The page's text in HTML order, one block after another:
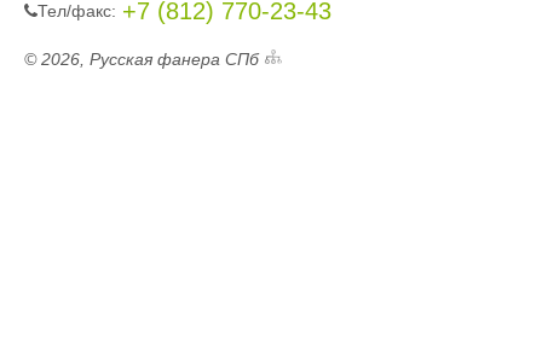
Тел/фaкc: +7 (812) 770-23-43
© 2026, Русская фанера СПб